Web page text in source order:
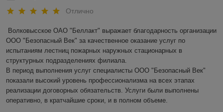
Отлично
Волковысское ОАО "Беллакт" выражает благодарность организации
ООО "Безопасный Век" за качественное оказание услуг по
испытаниям лестниц пожарных наружных стационарных в
структурных подразделениях филиала.
В период выполнения услуг специалисты ООО "Безопасный Век"
показали высокий уровень профессионализма на всех этапах
реализации договорных обязательств. Услуги были выполнены
оперативно, в кратчайшие сроки, и в полном объеме.